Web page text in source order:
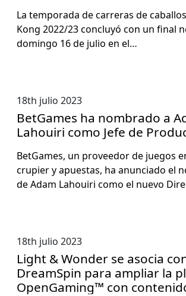
La tem­po­ra­da de car­reras de
Kong 2022/23 con­cluyó con un final
domin­go 16 de julio en el…
18th julio 2023
BetGames ha nombrado a
Lahouiri como Jefe de
BetGames, un provee­dor de jue­gos
crupi­er y apues­tas, ha anun­ci­a­do el
de Adam Lahouiri como el nue­vo
18th julio 2023
Light & Wonder se asocia
DreamSpin para ampliar la
OpenGaming™ con